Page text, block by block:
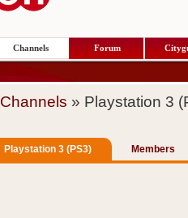
Channels Forum
Channels » Playstation 3
Playstation 3 (PS3) Members